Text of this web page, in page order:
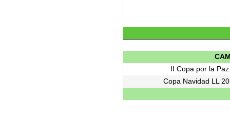
II Copa por la
Copa Navidad LL